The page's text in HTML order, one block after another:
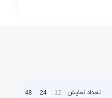
تعداد نمایش 12
24
48